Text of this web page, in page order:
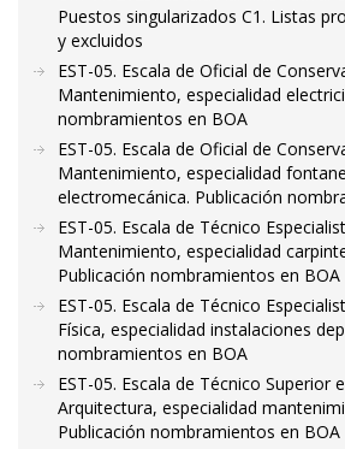
Puestos singularizados C1. Listas
y excluidos
EST-05. Escala de Oficial de
Mantenimiento, especialidad
nombramientos en BOA
EST-05. Escala de Oficial de
Mantenimiento, especialidad
electromecánica. Publicación
EST-05. Escala de Técnico
Mantenimiento, especialidad
Publicación nombramientos en BOA
EST-05. Escala de Técnico
Física, especialidad instalaciones
nombramientos en BOA
EST-05. Escala de Técnico Superior
Arquitectura, especialidad
Publicación nombramientos en BOA